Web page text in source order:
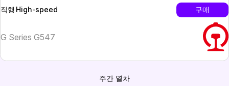
직행 High-speed 구매
G Series G547
주간 열차